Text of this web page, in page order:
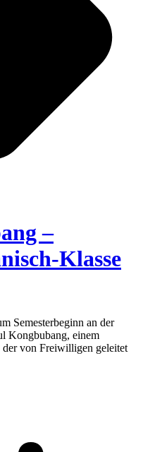
–
Klasse
Semesterbeginn an der
Kongbubang, einem
der von Freiwilligen geleitet